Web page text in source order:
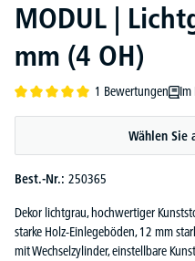
MODUL |
mm (4 OH)
1 Bewertungen Im
Wählen Sie
Best.-Nr.: 250365
Dekor lichtgrau, hochwertiger
starke Holz-Einlegeböden, 12 mm
mit Wechselzylinder, einstellbare